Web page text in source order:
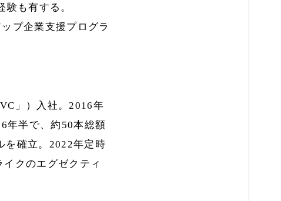
も有する。
プ企業支援プログラ
」）入社。2016年
年半で、約50本総額
を確立。2022年定時
クのエグゼクティ